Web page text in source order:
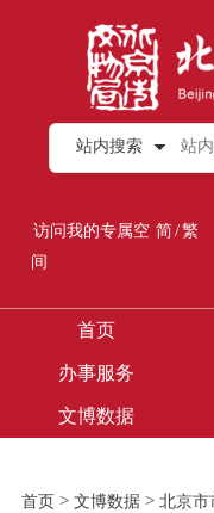
站内搜索
访问我的专属空
间
简/繁
首页
办事服务
文博数据
首页> 文博数据> 北京市